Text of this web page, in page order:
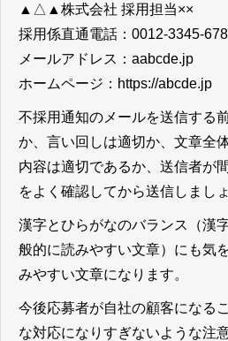
▲△▲株式会社 採用担当××
採用係直通電話：0012-3345-
メールアドレス：aabcde.jp
ホームページ：https://abcde.jp
不採用通知のメールを送信する
か、言い回しは適切か、文章全
内容は適切であるか、送信者が
をよく確認してから送信しましょ
漢字とひらがなのバランス（漢
般的に読みやすい文章） にも気
みやすい文章になります。
今後応募者が自社の顧客になる
な対応になりすぎないような注